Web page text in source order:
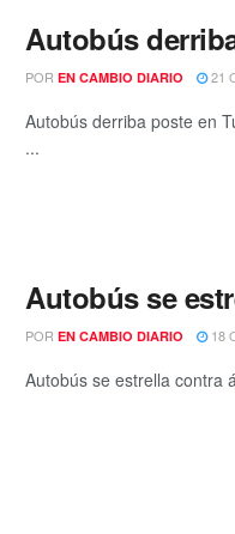
Autobús
POR EN CAMBIO DIARIO 21
Autobús derriba poste en
...
Autobús se
POR EN CAMBIO DIARIO 18
Autobús se estrella contra